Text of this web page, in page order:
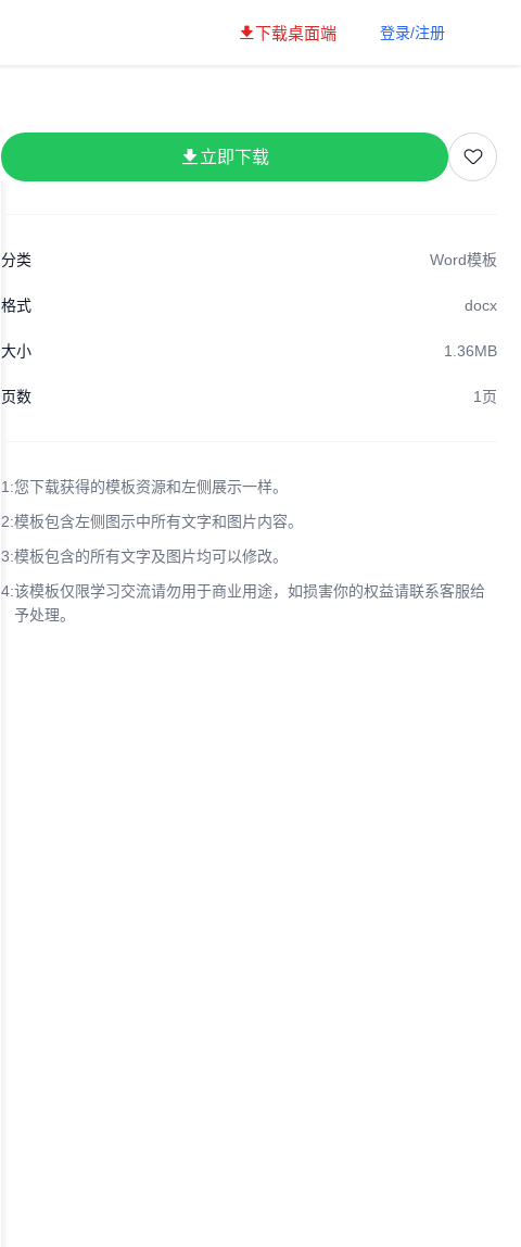
下载桌面端 登录/注册
立即下载
分类 Word模板
格式 docx
大小 1.36MB
页数 1页
1:您下载获得的模板资源和左侧展示一样。
2:模板包含左侧图示中所有文字和图片内容。
3:模板包含的所有文字及图片均可以修改。
4:该模板仅限学习交流请勿用于商业用途，如损害你的权益请联系客服给
予处理。